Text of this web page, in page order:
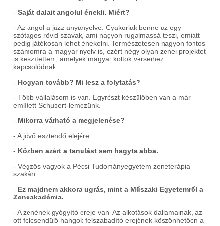
- Saját dalait angolul énekli. Miért?
- Az angol a jazz anyanyelve. Gyakoriak benne az egy
szótagos rövid szavak, ami nagyon rugalmassá teszi, emiatt
pedig játékosan lehet énekelni. Természetesen nagyon fontos
számomra a magyar nyelv is, ezért négy olyan zenei projektet
is készítettem, amelyek magyar költők verseihez
kapcsolódnak.
- Hogyan tovább? Mi lesz a folytatás?
- Több vállalásom is van. Egyrészt készülőben van a már
említett Schubert-lemezünk.
- Mikorra várható a megjelenése?
- A jövő esztendő elejére.
- Közben azért a tanulást sem hagyta abba.
- Végzős vagyok a Pécsi Tudományegyetem zeneterápia
szakán.
- Ez majdnem akkora ugrás, mint a Műszaki Egyetemről a
Zeneakadémia.
- A zenének gyógyító ereje van. Az alkotások dallamainak, az
ott felcsendülő hangok felszabadító erejének köszönhetően a